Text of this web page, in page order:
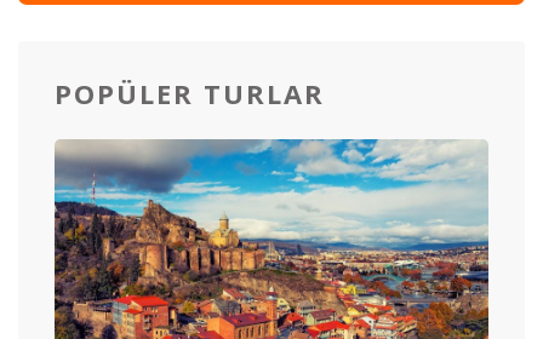
POPÜLER TURLAR